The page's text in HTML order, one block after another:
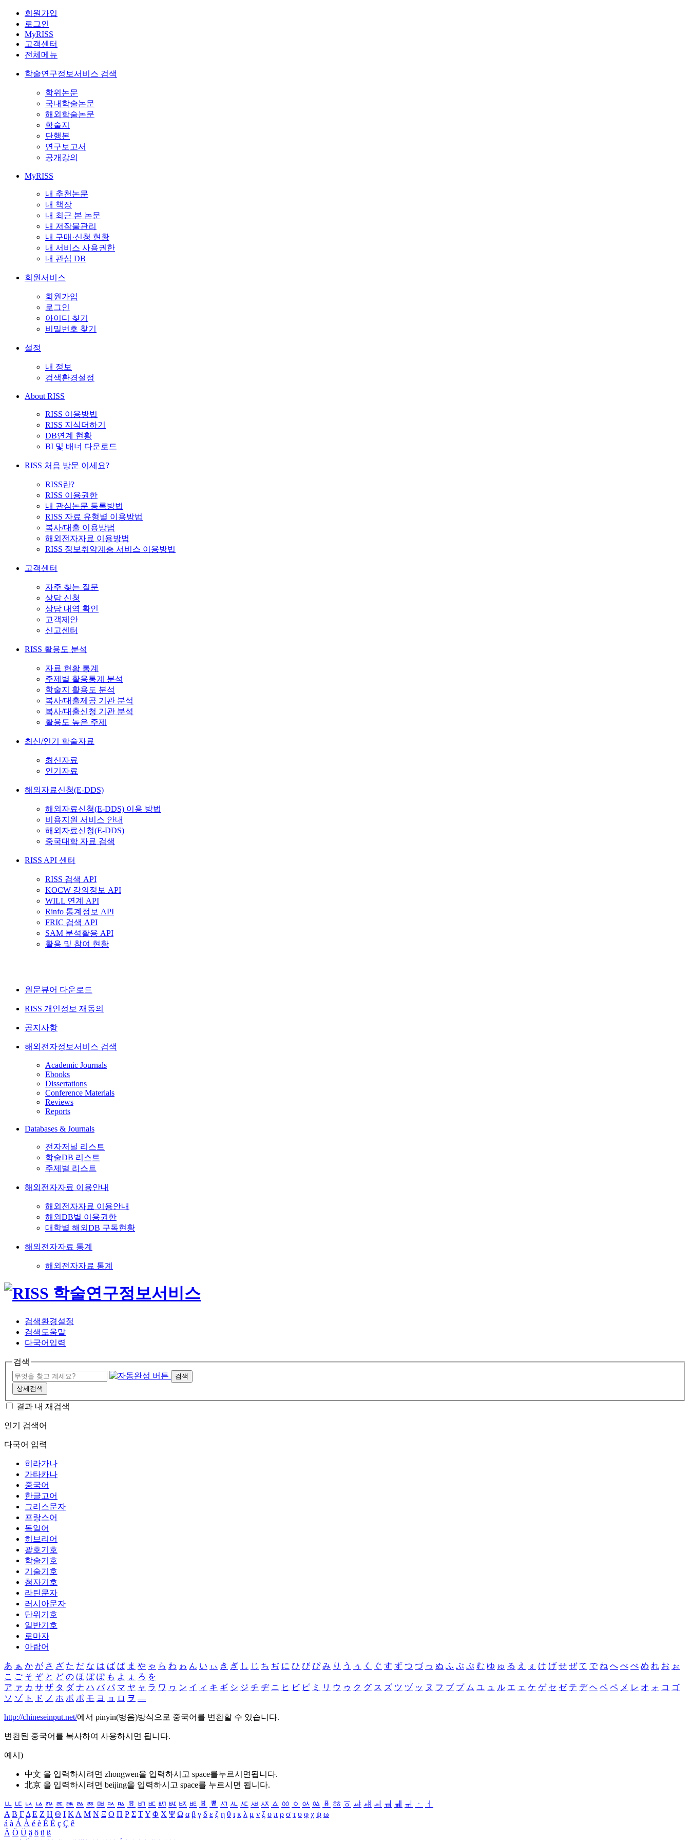
회원가입
로그인
MyRISS
고객센터
전체메뉴
학술연구정보서비스 검색
학위논문
국내학술논문
해외학술논문
학술지
단행본
연구보고서
공개강의
MyRISS
내 추천논문
내 책장
내 최근 본 논문
내 저작물관리
내 구매·신청 현황
내 서비스 사용권한
내 관심 DB
회원서비스
회원가입
로그인
아이디 찾기
비밀번호 찾기
설정
내 정보
검색환경설정
About RISS
RISS 이용방법
RISS 지식더하기
DB연계 현황
BI 및 배너 다운로드
RISS 처음 방문 이세요?
RISS란?
RISS 이용권한
내 관심논문 등록방법
RISS 자료 유형별 이용방법
복사/대출 이용방법
해외전자자료 이용방법
RISS 정보취약계층 서비스 이용방법
고객센터
자주 찾는 질문
상담 신청
상담 내역 확인
고객제안
신고센터
RISS 활용도 분석
자료 현황 통계
주제별 활용통계 분석
학술지 활용도 분석
복사/대출제공 기관 분석
복사/대출신청 기관 분석
활용도 높은 주제
최신/인기 학술자료
최신자료
인기자료
해외자료신청(E-DDS)
해외자료신청(E-DDS) 이용 방법
비용지원 서비스 안내
해외자료신청(E-DDS)
중국대학 자료 검색
RISS API 센터
RISS 검색 API
KOCW 강의정보 API
WILL 연계 API
Rinfo 통계정보 API
FRIC 검색 API
SAM 분석활용 API
활용 및 참여 현황
원문뷰어 다운로드
RISS 개인정보 재동의
공지사항
해외전자정보서비스 검색
Academic Journals
Ebooks
Dissertations
Conference Materials
Reviews
Reports
Databases & Journals
전자저널 리스트
학술DB 리스트
주제별 리스트
해외전자자료 이용안내
해외전자자료 이용안내
해외DB별 이용권한
대학별 해외DB 구독현황
해외전자자료 통계
해외전자자료 통계
검색환경설정
검색도움말
다국어입력
검색
검색
상세검색
결과 내 재검색
인기 검색어
다국어 입력
히라가나
가타카나
중국어
한글고어
그리스문자
프랑스어
독일어
히브리어
괄호기호
학술기호
기술기호
첨자기호
라틴문자
러시아문자
단위기호
일반기호
로마자
아랍어
あ ぁ か が さ ざ た だ な は ば ぱ ま や ゃ ら わ ゎ ん い ぃ き ぎ し じ ち ぢ に ひ び ぴ み り う ぅ く ぐ す ず つ づ っ ぬ ふ ぶ ぷ む ゆ ゅ る え ぇ け げ せ ぜ て で ね へ べ ぺ め れ お ぉ
こ ご そ ぞ と ど の ほ ぼ ぽ も よ ょ ろ を
ア ァ カ サ ザ タ ダ ナ ハ バ パ マ ヤ ャ ラ ワ ヮ ン イ ィ キ ギ シ ジ チ ヂ ニ ヒ ビ ピ ミ リ ウ ゥ ク グ ス ズ ツ ヅ ッ ヌ フ ブ プ ム ユ ュ ル エ ェ ケ ゲ セ ゼ テ デ ヘ ベ ペ メ レ オ ォ コ ゴ
ソ ゾ ト ド ノ ホ ボ ポ モ ヨ ョ ロ ヲ ―
http://chineseinput.net/에서 pinyin(병음)방식으로 중국어를 변환할 수 있습니다.
변환된 중국어를 복사하여 사용하시면 됩니다.
예시)
中文 을 입력하시려면 zhongwen을 입력하시고 space를누르시면됩니다.
北京 을 입력하시려면 beijing을 입력하시고 space를 누르시면 됩니다.
ㅥ ㅦ ㅧ ㅨ ㅩ ㅪ ㅫ ㅬ ㅭ ㅮ ㅯ ㅰ ㅱ ㅲ ㅳ ㅴ ㅵ ㅶ ㅷ ㅸ ㅹ ㅺ ㅻ ㅼ ㅽ ㅾ ㅿ ㆀ ㆁ ㆂ ㆃ ㆄ ㆅ ㆆ ㆇ ㆈ ㆉ ㆊ ㆋ ㆌ ㆍ
ㆎ
Α Β ΓΔ Ε Ζ Η Θ Ι ΚΛ Μ Ν Ξ Ο Π Ρ Σ ΤΥ Φ Χ Ψ Ω α β γ δ ε ζ η θ ι κ λ μ ν ξ ο π ρ σ τ υ φ χ ψ ω
á à Á À é è É È ç Ç ê
Ä Ö Ü ä ö ü ß